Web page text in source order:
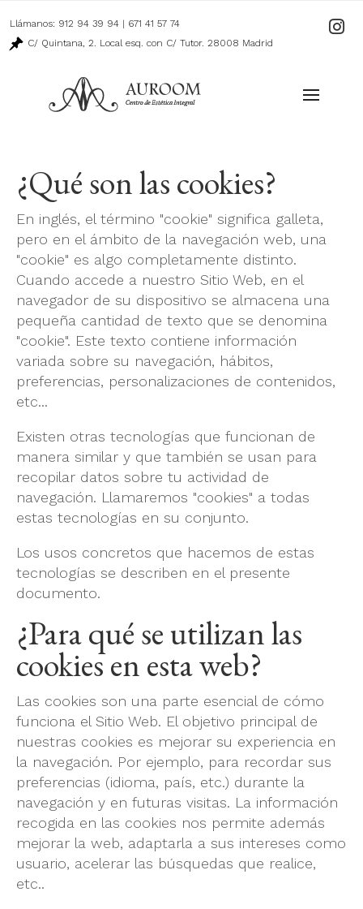
Llámanos: 912 94 39 94 | 671 41 57 74
Ir
C/ Quintana, 2. Local esq. con C/ Tutor. 28008 Madrid
¿Qué son las cookies?
En inglés, el término "cookie" significa galleta,
pero en el ámbito de la navegación web, una
"cookie" es algo completamente distinto.
Cuando accede a nuestro Sitio Web, en el
navegador de su dispositivo se almacena una
pequeña cantidad de texto que se denomina
"cookie". Este texto contiene información
variada sobre su navegación, hábitos,
preferencias, personalizaciones de contenidos,
etc...
Existen otras tecnologías que funcionan de
manera similar y que también se usan para
recopilar datos sobre tu actividad de
navegación. Llamaremos "cookies" a todas
estas tecnologías en su conjunto.
Los usos concretos que hacemos de estas
tecnologías se describen en el presente
documento.
¿Para qué se utilizan las
cookies en esta web?
Las cookies son una parte esencial de cómo
funciona el Sitio Web. El objetivo principal de
nuestras cookies es mejorar su experiencia en
la navegación. Por ejemplo, para recordar sus
preferencias (idioma, país, etc.) durante la
navegación y en futuras visitas. La información
recogida en las cookies nos permite además
mejorar la web, adaptarla a sus intereses como
usuario, acelerar las búsquedas que realice,
etc..